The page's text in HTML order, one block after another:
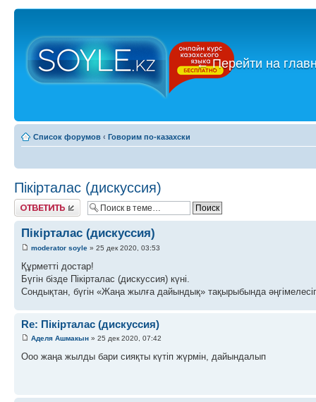
←Перейти на
Список форумов ‹ Говорим по-казахски
Пікірталас (дискуссия)
Ответить
Пікірталас (дискуссия)
moderator soyle » 25 дек 2020, 03:53
Құрметті достар!
Бүгін бізде Пікірталас (дискуссия) күні.
Сондықтан, бүгін «Жаңа жылға дайындық» тақырыбында
Re: Пікірталас (дискуссия)
Аделя Ашмакын » 25 дек 2020, 07:42
Ооо жаңа жылды бари сияқты күтіп жүрмін, дайындалып